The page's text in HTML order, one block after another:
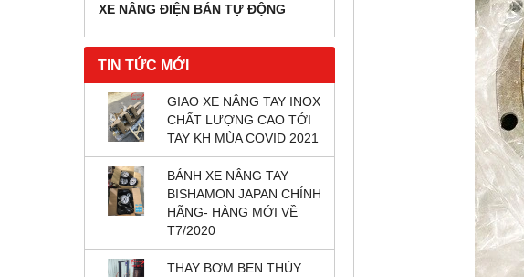
XE NÂNG ĐIỆN BÁN TỰ ĐỘNG
TIN TỨC MỚI
GIAO XE NÂNG TAY INOX
CHẤT LƯỢNG CAO TỚI
TAY KH MÙA COVID 2021
BÁNH XE NÂNG TAY
BISHAMON JAPAN CHÍNH
HÃNG- HÀNG MỚI VỀ
T7/2020
THAY BƠM BEN THỦY